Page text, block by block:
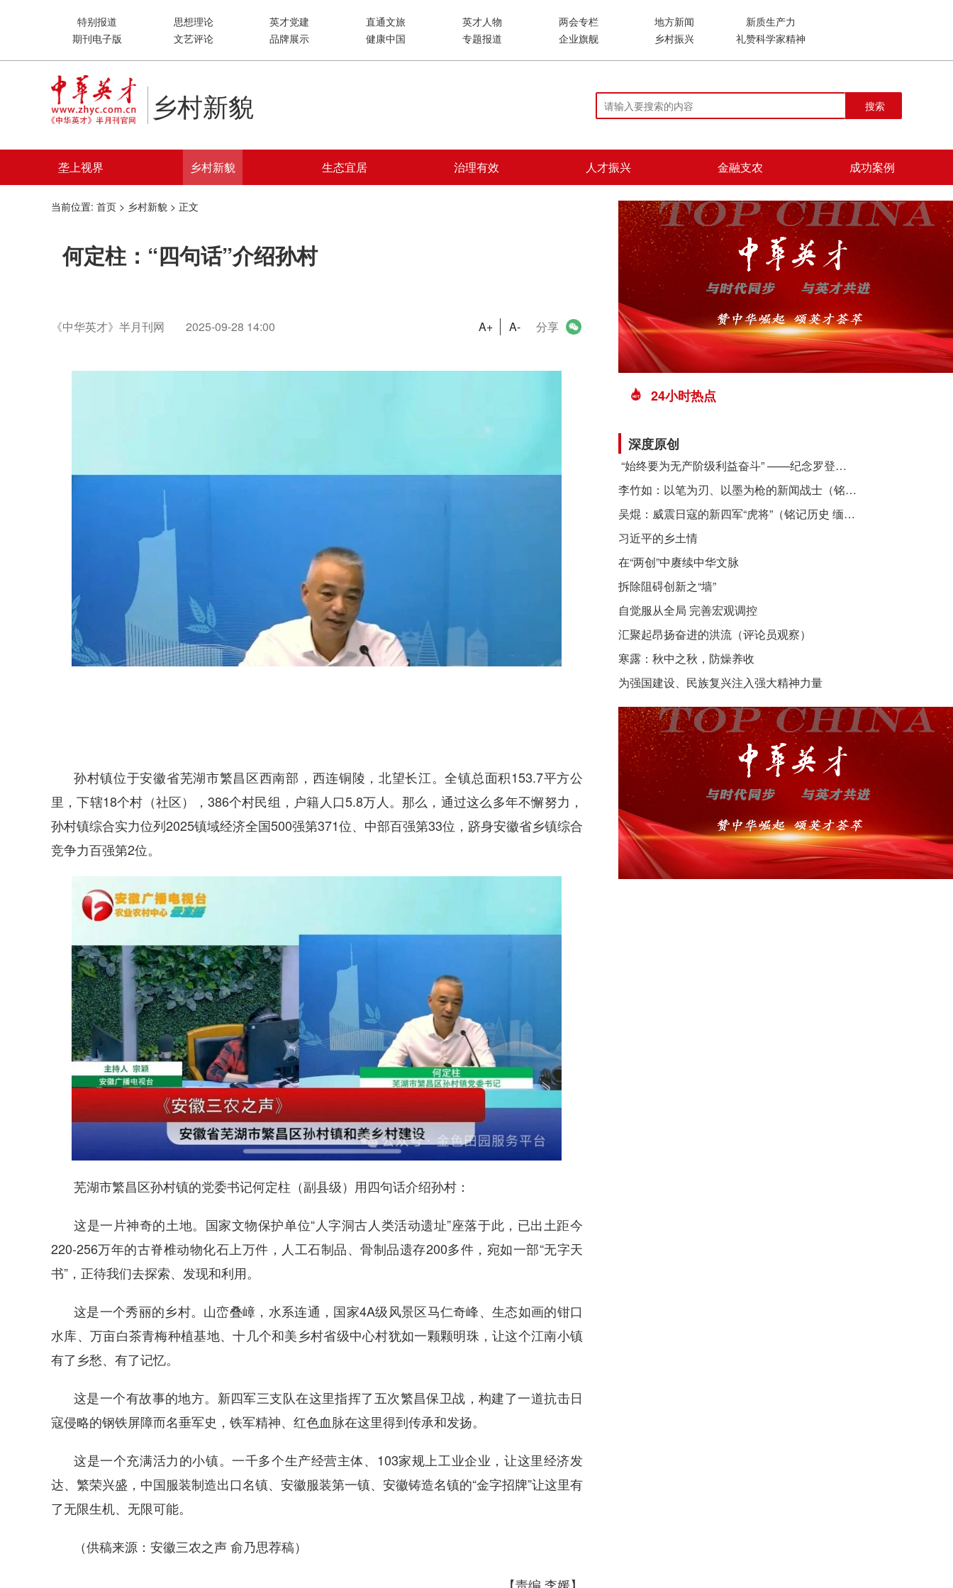
特别报道 思想理论 英才党建 直通文旅 英才人物 两会专栏 地方新闻
新质生产力
期刊电子版
文艺评论 品牌展示 健康中国 专题报道 企业旗舰 乡村振兴 礼赞科学家精神
乡村新貌 搜索
垄上视界 乡村新貌 生态宜居 治理有效 人才振兴 金融支农 成功案例
当前位置: 首页 > 乡村新貌 > 正文
何定柱：“四句话”介绍孙村
《中华英才》半月刊网 2025-09-28 14:00 A+ A- 分享
孙村镇位于安徽省芜湖市繁昌区西南部，西连铜陵，北望长江。全镇总面积153.7平方公
里，下辖18个村（社区），386个村民组，户籍人口5.8万人。那么，通过这么多年不懈努力，
孙村镇综合实力位列2025镇域经济全国500强第371位、中部百强第33位，跻身安徽省乡镇综合
竞争力百强第2位。
芜湖市繁昌区孙村镇的党委书记何定柱（副县级）用四句话介绍孙村：
这是一片神奇的土地。国家文物保护单位“人字洞古人类活动遗址”座落于此，已出土距今
220-256万年的古脊椎动物化石上万件，人工石制品、骨制品遗存200多件，宛如一部“无字天
书”，正待我们去探索、发现和利用。
这是一个秀丽的乡村。山峦叠嶂，水系连通，国家4A级风景区马仁奇峰、生态如画的钳口
水库、万亩白茶青梅种植基地、十几个和美乡村省级中心村犹如一颗颗明珠，让这个江南小镇
有了乡愁、有了记忆。
这是一个有故事的地方。新四军三支队在这里指挥了五次繁昌保卫战，构建了一道抗击日
寇侵略的钢铁屏障而名垂军史，铁军精神、红色血脉在这里得到传承和发扬。
这是一个充满活力的小镇。一千多个生产经营主体、103家规上工业企业，让这里经济发
达、繁荣兴盛，中国服装制造出口名镇、安徽服装第一镇、安徽铸造名镇的“金字招牌”让这里有
了无限生机、无限可能。
（供稿来源：安徽三农之声俞乃思荐稿）
24小时热点
深度原创
​ “始终要为无产阶级利益奋斗” ——纪念罗登贤同志诞辰120周年
李竹如：以笔为刃、以墨为枪的新闻战士（铭记历史 缅怀先烈·抗日英雄）
吴焜：威震日寇的新四军“虎将”（铭记历史 缅怀先烈·抗日英雄）
习近平的乡土情
在“两创”中赓续中华文脉
拆除阻碍创新之“墙”
自觉服从全局 完善宏观调控
汇聚起昂扬奋进的洪流（评论员观察）
寒露：秋中之秋，防燥养收
为强国建设、民族复兴注入强大精神力量